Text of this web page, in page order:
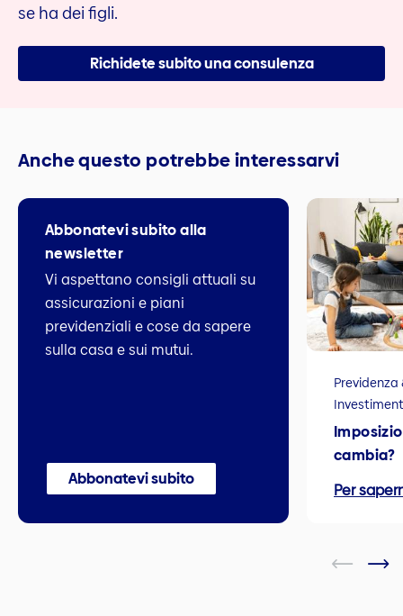
se ha dei figli.
Richidete subito una consulenza
Anche questo potrebbe interessarvi
Abbonatevi subito alla
newsletter
Vi aspettano consigli attuali su
assicurazioni e piani
previdenziali e cose da sapere
sulla casa e sui mutui.
Abbonatevi subito
Previdenza
cambia?
Per